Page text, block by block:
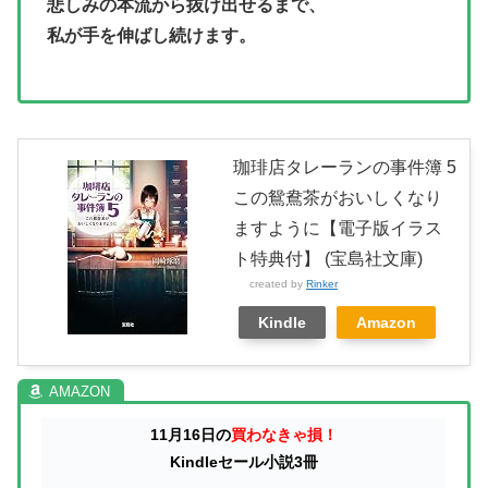
悲しみの本流から抜け出せるまで、
私が手を伸ばし続けます。
珈琲店タレーランの事件簿 5
この鴛鴦茶がおいしくなり
ますように【電子版イラス
ト特典付】 (宝島社文庫)
created by Rinker
Kindle Amazon
11月16日の買わなきゃ損！
Kindleセール小説3冊